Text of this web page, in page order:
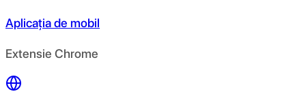
Aplicația de mobil
Extensie Chrome